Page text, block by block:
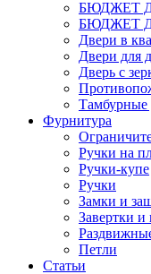
БЮДЖЕТ
БЮДЖЕТ
Двери в
Двери для
Дверь с
Тамбурные
Фурнитура
Ручки на
Ручки-купе
Ручки
Замки и
Завертки и
Петли
Статьи